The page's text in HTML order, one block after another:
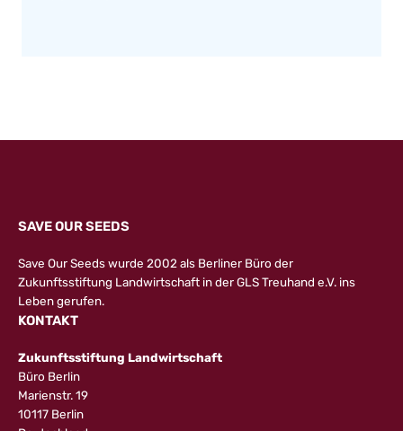
SAVE OUR SEEDS
Save Our Seeds wurde 2002 als Berliner Büro der
Zukunftsstiftung Landwirtschaft in der GLS Treuhand e.V. ins
Leben gerufen.
KONTAKT
Zukunftsstiftung Landwirtschaft
Büro Berlin
Marienstr. 19
10117 Berlin